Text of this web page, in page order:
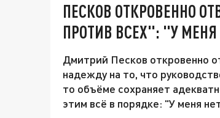
ПЕСКОВ ОТКРОВЕННО
ПРОТИВ ВСЕХ": "У
Дмитрий Песков откровенно
надежду на то, что
то объёме сохраняет
этим всё в порядке: "У меня